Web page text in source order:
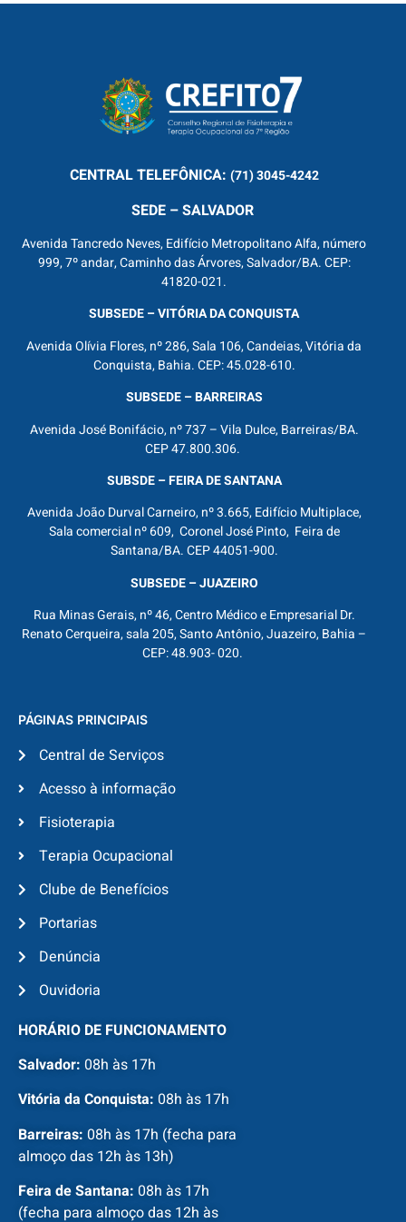
CENTRALTELEFÔNICA: (71) 3045-4242
SEDE – SALVADOR
Avenida Tancredo Neves, Edifício Metropolitano Alfa, número
999, 7º andar, Caminho das Árvores, Salvador/BA. CEP:
41820-021.
SUBSEDE – VITÓRIA DA CONQUISTA
Avenida Olívia Flores, nº 286, Sala 106, Candeias, Vitória da
Conquista, Bahia. CEP: 45.028-610.
SUBSEDE – BARREIRAS
Avenida José Bonifácio, nº 737 – Vila Dulce, Barreiras/BA.
CEP 47.800.306.
SUBSDE – FEIRA DE SANTANA
Avenida João Durval Carneiro, nº 3.665, Edifício Multiplace,
Sala comercial nº 609, Coronel José Pinto, Feira de
Santana/BA. CEP 44051-900.
SUBSEDE – JUAZEIRO
Rua Minas Gerais, nº 46, Centro Médico e Empresarial Dr.
Renato Cerqueira, sala 205, Santo Antônio, Juazeiro, Bahia –
CEP: 48.903- 020.
PÁGINAS PRINCIPAIS
Central de Serviços
Acesso à informação
Fisioterapia
Terapia Ocupacional
Clube de Benefícios
Portarias
Denúncia
Ouvidoria
HORÁRIO DE FUNCIONAMENTO
Salvador: 08h às 17h
Vitória da Conquista: 08h às 17h
Barreiras: 08h às 17h (fecha para
almoço das 12h às 13h)
Feira de Santana: 08h às 17h
(fecha para almoço das 12h às